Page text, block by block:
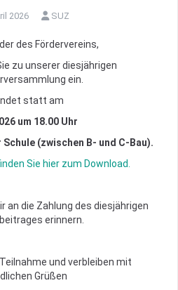
2026 SUZ
des Fördervereins,
zu unserer diesjährigen
ein.
statt am
um 18.00 Uhr
(zwischen B- und C-Bau).
Sie hier zum Download.
an die Zahlung des diesjährigen
erinnern.
und verbleiben mit
Grüßen